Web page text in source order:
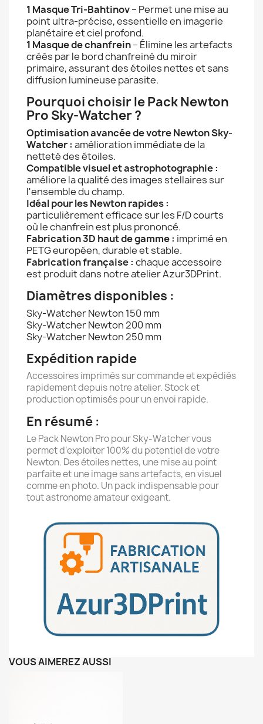
1 Masque Tri-Bahtinov– Permet une mise au
point ultra-précise, essentielle en imagerie
planétaire et ciel profond.
1 Masque de chanfrein– Élimine les artefacts
créés par le bord chanfreiné du miroir
primaire, assurant des étoiles nettes et sans
diffusion lumineuse parasite.
Pourquoi choisir le Pack Newton
Pro Sky-Watcher ?
Optimisation avancée de votre Newton Sky-
Watcher : amélioration immédiate de la
netteté des étoiles.
Compatible visuel et astrophotographie :
améliore la qualité des images stellaires sur
l'ensemble du champ.
Idéal pour les Newton rapides :
particulièrement efficace sur les F/D courts
où le chanfrein est plus prononcé.
Fabrication 3D haut de gamme : imprimé en
PETG européen, durable et stable.
Fabrication française : chaque accessoire
est produit dans notre atelier Azur3DPrint.
Diamètres disponibles :
Sky-Watcher Newton 150 mm
Sky-Watcher Newton 200 mm
Sky-Watcher Newton 250 mm
Expédition rapide
Accessoires imprimés sur commande et expédiés
rapidement depuis notre atelier. Stock et
production optimisés pour un envoi rapide.
En résumé :
Le Pack Newton Pro pour Sky-Watcher vous
permet d’exploiter 100% du potentiel de votre
Newton. Des étoiles nettes, une mise au point
parfaite et une image sans artefacts, en visuel
comme en photo. Un pack indispensable pour
tout astronome amateur exigeant.
VOUS AIMEREZ AUSSI